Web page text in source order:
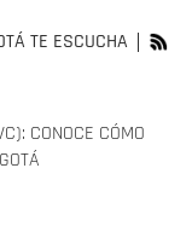
TE ESCUCHA
CONOCE CÓMO